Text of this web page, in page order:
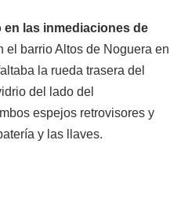
las inmediaciones de
el barrio Altos de Noguera en
la rueda trasera del
del lado del
espejos retrovisores y
y las llaves.